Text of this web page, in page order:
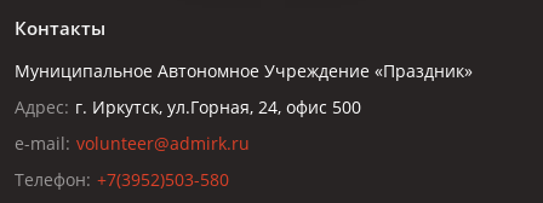
Контакты
Муниципальное Автономное Учреждение «Праздник»
Адрес: г. Иркутск, ул.Горная, 24, офис 500
e-mail: volunteer@admirk.ru
Телефон: +7(3952)503-580